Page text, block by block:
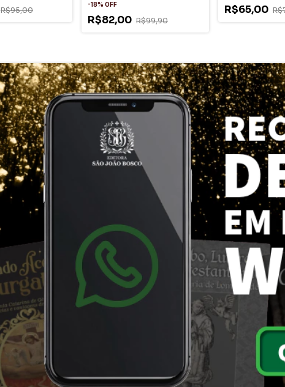
R$95,00
-18%OFF
R$82,00 R$99,90
R$65,00